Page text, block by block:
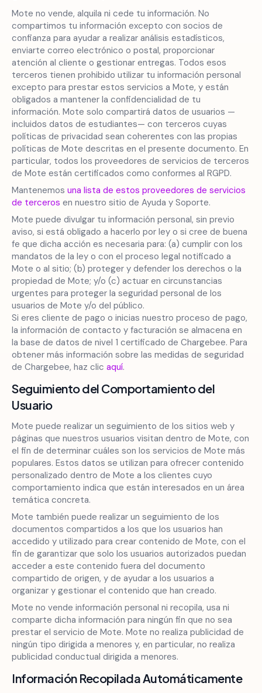
Mote no vende, alquila ni cede tu información. No
compartimos tu información excepto con socios de
confianza para ayudar a realizar análisis estadísticos,
enviarte correo electrónico o postal, proporcionar
atención al cliente o gestionar entregas. Todos esos
terceros tienen prohibido utilizar tu información personal
excepto para prestar estos servicios a Mote, y están
obligados a mantener la confidencialidad de tu
información. Mote solo compartirá datos de usuarios —
incluidos datos de estudiantes— con terceros cuyas
políticas de privacidad sean coherentes con las propias
políticas de Mote descritas en el presente documento. En
particular, todos los proveedores de servicios de terceros
de Mote están certificados como conformes al RGPD.
Mantenemos una lista de estos proveedores de servicios
de terceros en nuestro sitio de Ayuda y Soporte.
Mote puede divulgar tu información personal, sin previo
aviso, si está obligado a hacerlo por ley o si cree de buena
fe que dicha acción es necesaria para: (a) cumplir con los
mandatos de la ley o con el proceso legal notificado a
Mote o al sitio; (b) proteger y defender los derechos o la
propiedad de Mote; y/o (c) actuar en circunstancias
urgentes para proteger la seguridad personal de los
usuarios de Mote y/o del público.
Si eres cliente de pago o inicias nuestro proceso de pago,
la información de contacto y facturación se almacena en
la base de datos de nivel 1 certificado de Chargebee. Para
obtener más información sobre las medidas de seguridad
de Chargebee, haz clic aquí.
Seguimiento del Comportamiento del
Usuario
Mote puede realizar un seguimiento de los sitios web y
páginas que nuestros usuarios visitan dentro de Mote, con
el fin de determinar cuáles son los servicios de Mote más
populares. Estos datos se utilizan para ofrecer contenido
personalizado dentro de Mote a los clientes cuyo
comportamiento indica que están interesados en un área
temática concreta.
Mote también puede realizar un seguimiento de los
documentos compartidos a los que los usuarios han
accedido y utilizado para crear contenido de Mote, con el
fin de garantizar que solo los usuarios autorizados puedan
acceder a este contenido fuera del documento
compartido de origen, y de ayudar a los usuarios a
organizar y gestionar el contenido que han creado.
Mote no vende información personal ni recopila, usa ni
comparte dicha información para ningún fin que no sea
prestar el servicio de Mote. Mote no realiza publicidad de
ningún tipo dirigida a menores y, en particular, no realiza
publicidad conductual dirigida a menores.
Información Recopilada Automáticamente